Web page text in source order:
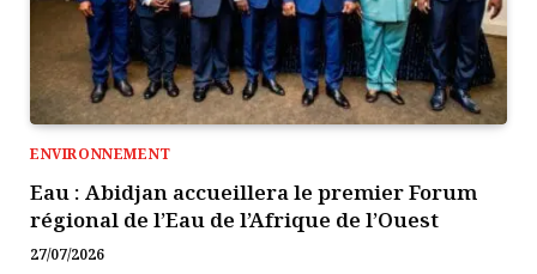
ENVIRONNEMENT
Eau : Abidjan accueillera le premier Forum
régional de l’Eau de l’Afrique de l’Ouest
27/07/2026